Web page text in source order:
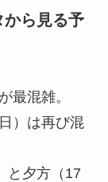
から見る予
最混雑。
）は再び混
と夕方（17